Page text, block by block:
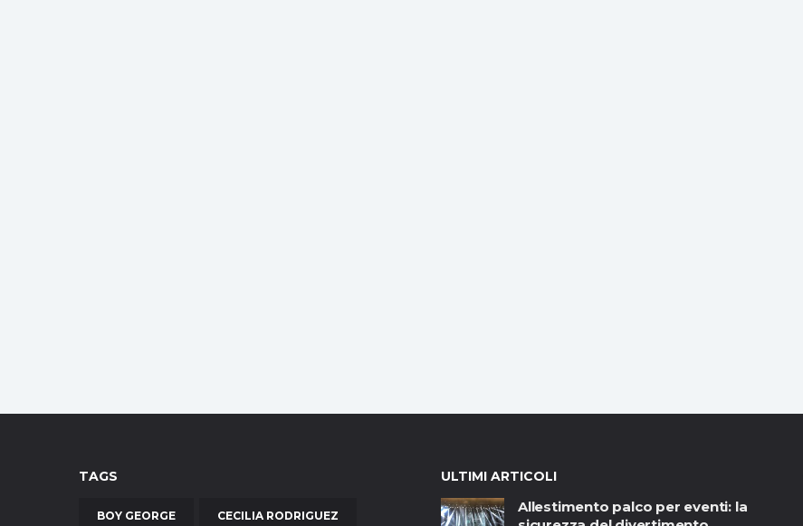
TAGS
BOY GEORGE CECILIA RODRIGUEZ
ULTIMI ARTICOLI
Allestimento palco per eventi: la